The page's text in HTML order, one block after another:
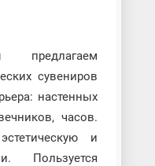
сувениров
настенных
часов.
и
Пользуется